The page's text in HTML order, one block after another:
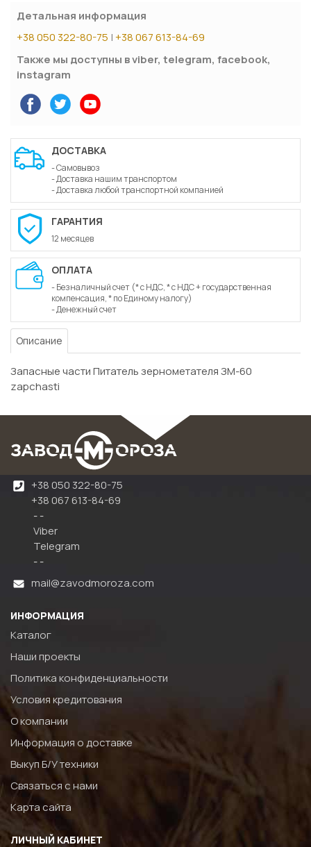
Детальная информация
+38 050 322-80-75 |+38 067 613-84-69
Также мы доступны в viber, telegram, facebook,
instagram
ДОСТАВКА
- Самовывоз
- Доставка нашим транспортом
- Доставка любой транспортной компанией
ГАРАНТИЯ
12 месяцев
ОПЛАТА
- Безналичный счет (* с НДС, * с НДС + государственная
компенсация, * по Единому налогу)
- Денежный счет
Описание
Запасные части Питатель зернометателя ЗМ-60
zapchasti
+38 050 322-80-75
+38 067 613-84-69
- -
Viber
Telegram
- -
mail@zavodmoroza.com
ИНФОРМАЦИЯ
Каталог
Наши проекты
Политика конфиденциальности
Условия кредитования
О компании
Информация о доставке
Выкуп Б/У техники
Связаться с нами
Карта сайта
ЛИЧНЫЙ КАБИНЕТ